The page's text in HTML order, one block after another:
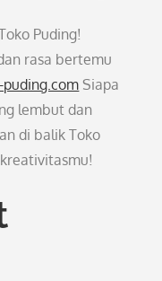
Puding!
rasa bertemu
Siapa
lembut dan
di balik Toko